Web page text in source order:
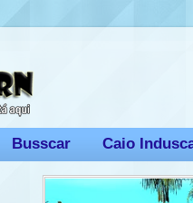
Busscar Caio